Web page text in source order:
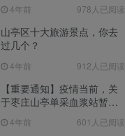
4年前 978人已阅读
山亭区十大旅游景点，你去
过几个？
4年前 912人已阅读
【重要通知】疫情当前，关
于枣庄山亭单采血浆站暂停
4年前 601人已阅读